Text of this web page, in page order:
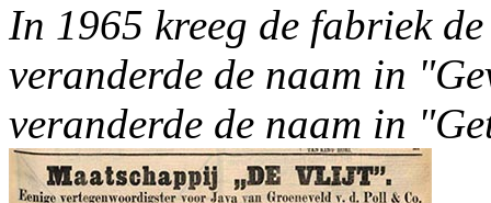
In 1965 kreeg de fabriek
veranderde de naam in
veranderde de naam in